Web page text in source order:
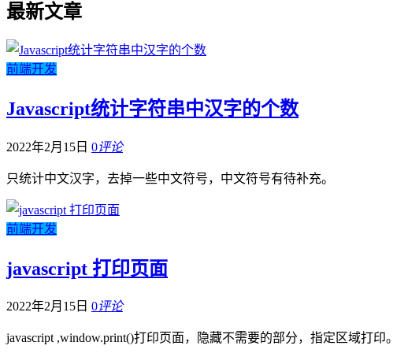
最新文章
前端开发
Javascript统计字符串中汉字的个数
2022年2月15日 0评论
只统计中文汉字，去掉一些中文符号，中文符号有待补充。
前端开发
javascript 打印页面
2022年2月15日 0评论
javascript ,window.print()打印页面，隐藏不需要的部分，指定区域打印。